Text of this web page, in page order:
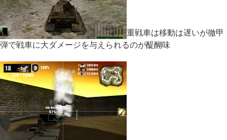
重戦車は移動は遅いが徹甲
弾で戦車に大ダメージを与えられるのが醍醐味